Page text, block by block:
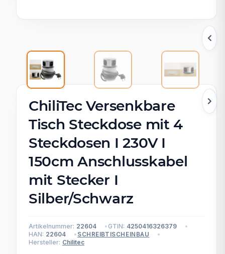
ChiliTec Versenkbare
Tisch Steckdose mit 4
Steckdosen I 230V I
150cm Anschlusskabel
mit Stecker I
Silber/Schwarz
Artikelnummer: 22604 GTIN: 4250416326379
HAN: 22604 SCHREIBTISCHEINBAU
Hersteller: Chilitec